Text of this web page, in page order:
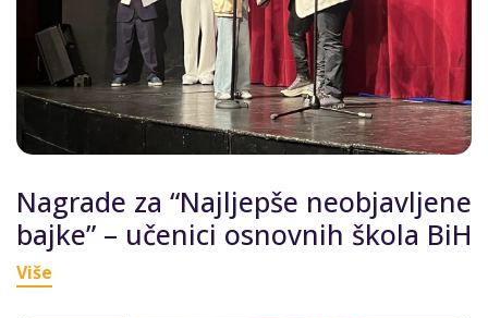
Nagrade za “Najljepše neobjavljene
bajke” – učenici osnovnih škola BiH
Više